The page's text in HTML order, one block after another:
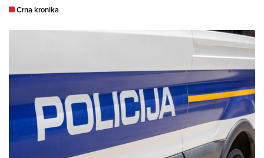
Crna kronika